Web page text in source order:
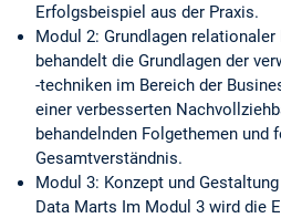
Erfolgsbeispiel aus der Praxis.
Modul 2: Grundlagen
behandelt die Grundlagen der
-techniken im Bereich der
einer verbesserten
behandelnden Folgethemen und
Gesamtverständnis.
Modul 3: Konzept und
Data Marts Im Modul 3 wird die